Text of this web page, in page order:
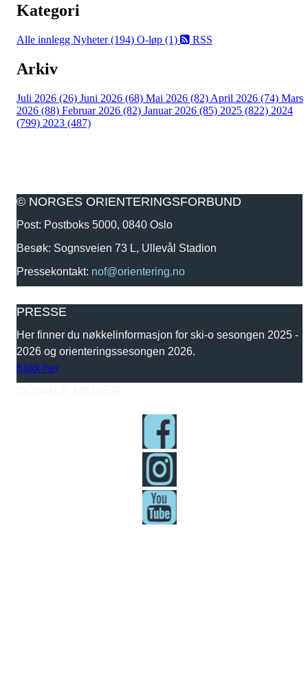
Kategori
Alle innlegg Nyheter (194) O-løp (1) RSS
Arkiv
Juli 2026 (26) Juni 2026 (68) Mai 2026 (82) April 2026 (74) Mars
2026 (88) Februar 2026 (82) Januar 2026 (85) 2025 (822) 2024
(799) 2023 (487)
© NORGES ORIENTERINGSFORBUND
Post: Postboks 5000, 0840 Oslo
Besøk: Sognsveien 73 L, Ullevål Stadion
Pressekontakt: nof@orientering.no
PRESSE
Her finner du nøkkelinformasjon for ski-o sesongen 2025 -
2026 og orienteringssesongen 2026.
Klikk her